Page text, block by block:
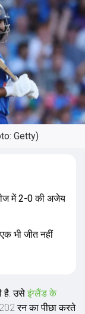
Getty)
में 2-0 की अजेय
भी जीत नहीं
है. उसे इंग्लैंड के
रन का पीछा करते